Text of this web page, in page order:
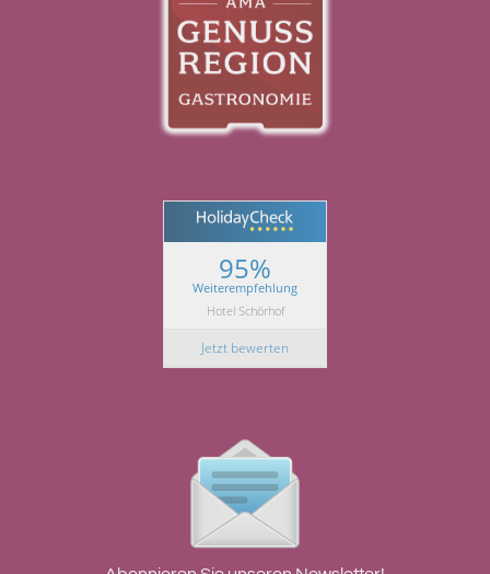
95%
Weiterempfehlung
Hotel Schörhof
Jetzt bewerten